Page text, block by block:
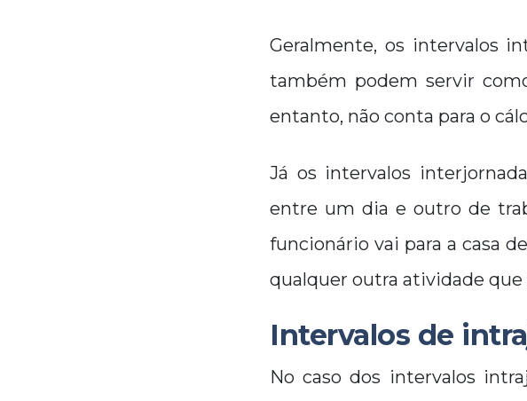
Geralmente, os intervalos
também podem servir
entanto, não conta para o
Já os intervalos
entre um dia e outro de
funcionário vai para a casa
qualquer outra atividade que
Intervalos de
No caso dos intervalos